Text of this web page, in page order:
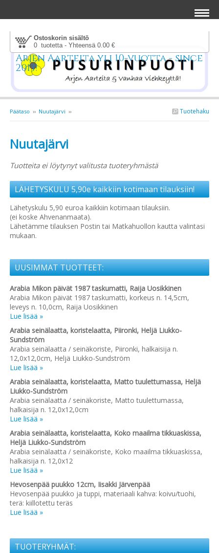
Ostoskorin sisältö
0 tuotetta - Yhteensä 0.00 €
Arjen Aarteita yli 10-vuotta - since
2013!
Tuotehaku
Päätaso ›› Nuutajärvi ››
Nuutajärvi
Tuotteita ei löytynyt valitusta tuoteryhmästä
LÄHETYSKULU 5,90e kaikkiin kotimaan tilauksiin!
Lähetyskulu 5,90 euroa kaikkiin kotimaan tilauksiin.
(ei koske Ahvenanmaata).
Lähetämme tilauksen Postin tai Matkahuollon kautta valintasi
mukaan.
UUSIMMAT TUOTTEET:
Arabia Mikon päivät 1987 taskumatti, Raija Uosikkinen
Arabia Mikon päivät 1987 taskumatti, korkeus n. 14,5cm,
leveys n. 10,0cm, Raija Uosikkinen
Lue lisää »
Arabia seinälaatta, koristelaatta, Piironki, Heljä Liukko-
Sundström
Arabia seinälaatta / seinäkoriste, Piironki, halkaisija n.
12,0x12,0cm, Heljä Liukko-Sundström
Lue lisää »
Arabia seinälaatta, koristelaatta, Matto tuulettumassa, Heljä
Liukko-Sundström
Arabia seinälaatta / seinäkoriste, Matto tuulettumassa,
halkaisija n. 12,0x12,0cm
Lue lisää »
Arabia seinälaatta, koristelaatta, Koko maailma tikkuaskissa,
Heljä Liukko-Sundström
Arabia seinälaatta / seinäkoriste, Koko maailma tikkuaskissa,
halkaisija n. 12,0x12
Lue lisää »
Hevosenpää puukko 12cm, Iisakki Järvenpää
Hevosenpää puukko ja tuppi, materiaali kahva: koivu/tuohi,
terä: kiillotettu teräs
Lue lisää »
TUOTERYHMÄT: